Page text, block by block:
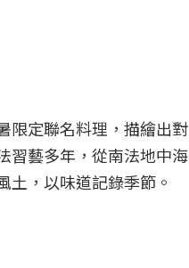
限定聯名料理，描繪出對
習藝多年，從南法地中海
，以味道記錄季節。